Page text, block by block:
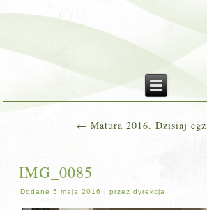
← Matura 2016. Dzisiaj
IMG_0085
Dodane 5 maja 2016 |przez dyrekcja